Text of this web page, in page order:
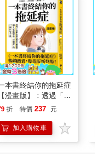
本書終結你的拖延症
【漫畫版】：透過「小
動」打開大腦的行動
「行動派」的37個科
方法
折 特價 237 元
加入購物車